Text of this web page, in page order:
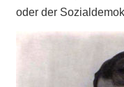
oder der